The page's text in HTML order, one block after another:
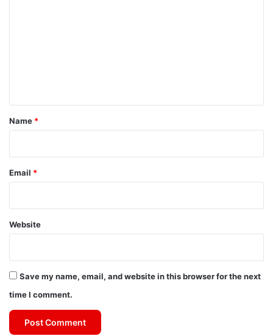
*
Name *
Email *
Website
Save my name, email, and website in this browser for the next
time I comment.